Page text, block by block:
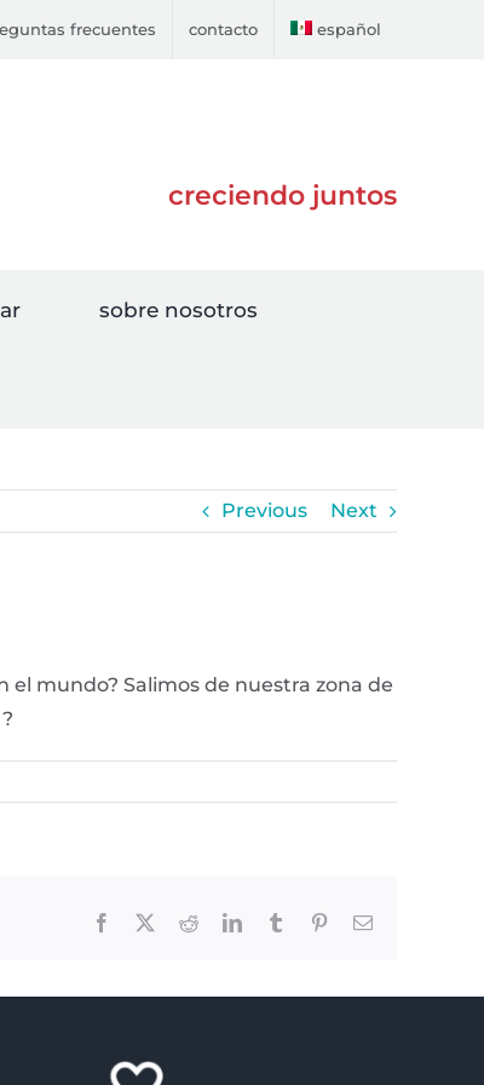
frecuentes contacto español
creciendo juntos
sobre nosotros
Previous Next
el mundo? Salimos de nuestra zona de
Facebook RedditLinkedInTumblr PinterestEmail